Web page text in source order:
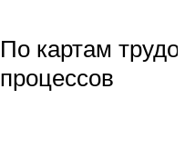
По картам
процессов